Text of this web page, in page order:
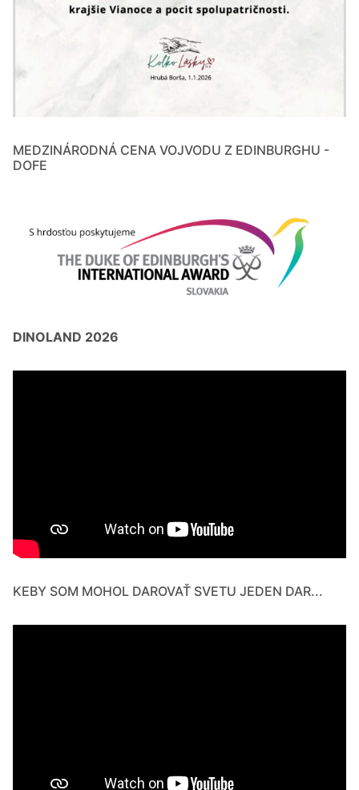
MEDZINÁRODNÁ CENA VOJVODU Z EDINBURGHU -
DOFE
DINOLAND 2026
KEBY SOM MOHOL DAROVAŤ SVETU JEDEN DAR...